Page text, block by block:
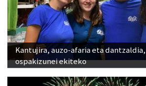
Kantujira, auzo-afaria eta
ospakizunei ekiteko